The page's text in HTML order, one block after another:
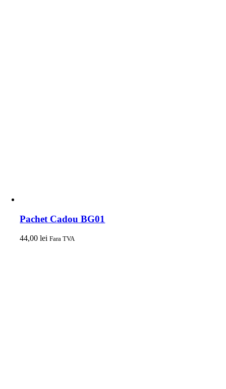
Pachet Cadou BG01
44,00lei Fara TVA